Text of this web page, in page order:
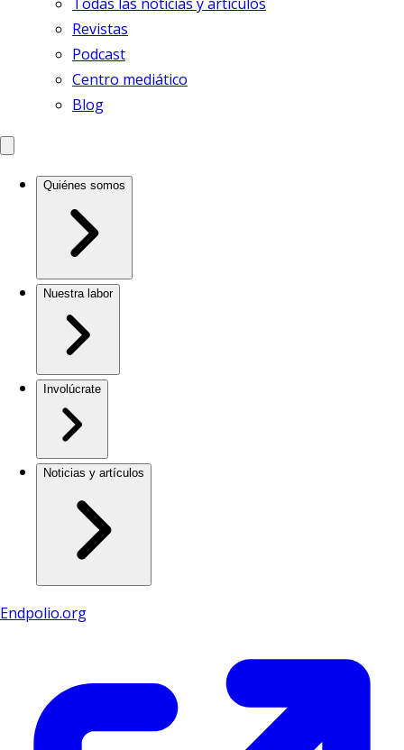
Revistas
Podcast
Centro mediático
Blog
Quiénes somos
Nuestra labor
Involúcrate
Noticias y artículos
Endpolio.org